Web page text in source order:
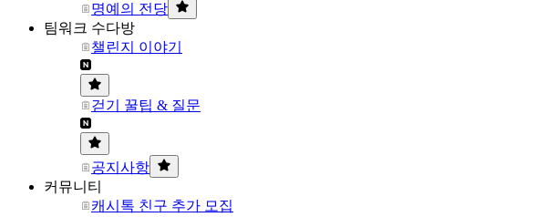
명예의 전당
팀워크 수다방
챌린지 이야기
걷기 꿀팁 & 질문
공지사항
커뮤니티
캐시톡 친구 추가 모집